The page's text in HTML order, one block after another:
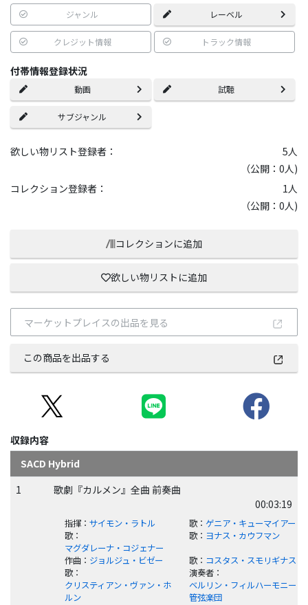
ジャンル レーベル
クレジット情報 トラック情報
付帯情報登録状況
動画 試聴
サブジャンル
欲しい物リスト登録者： 5人
（公開：0人)
コレクション登録者：
1人
（公開：0人)
コレクションに追加
欲しい物リストに追加
マーケットプレイスの出品を見る
この商品を出品する
収録内容
SACD Hybrid
1
歌劇『カルメン』全曲 前奏曲
00:03:19
指揮： サイモン・ラトル 歌： ゲニア・キューマイアー
歌：
マグダレーナ・コジェナー
歌： ヨナス・カウフマン
作曲： ジョルジュ・ビゼー 歌： コスタス・スモリギナス
歌：
クリスティアン・ヴァン・ホ
ルン
演奏者：
ベルリン・フィルハーモニー
管弦楽団